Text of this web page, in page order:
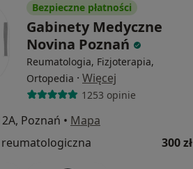
Bezpieczne płatności
Gabinety Medyczne
Novina Poznań
Reumatologia, Fizjoterapia,
Ortopedia · Więcej
1253 opinie
Poznań • Mapa
300 zł